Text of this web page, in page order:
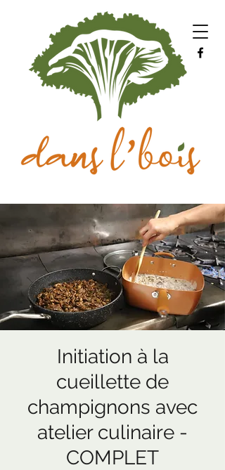
Initiation à la
cueillette de
champignons avec
atelier culinaire -
COMPLET